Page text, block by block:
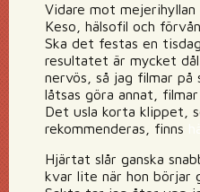
Vidare mot mejerihyllan
Keso, hälsofil och
Ska det festas en
resultatet är mycket
nervös, så jag filmar på
låtsas göra annat,
Det usla korta klippet,
rekommenderas, finns
Hjärtat slår ganska
kvar lite när hon börjar